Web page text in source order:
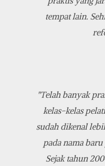
tempat lain.
"Telah banyak
kelas-kelas
sudah dikenal
pada nama
Sejak tahun